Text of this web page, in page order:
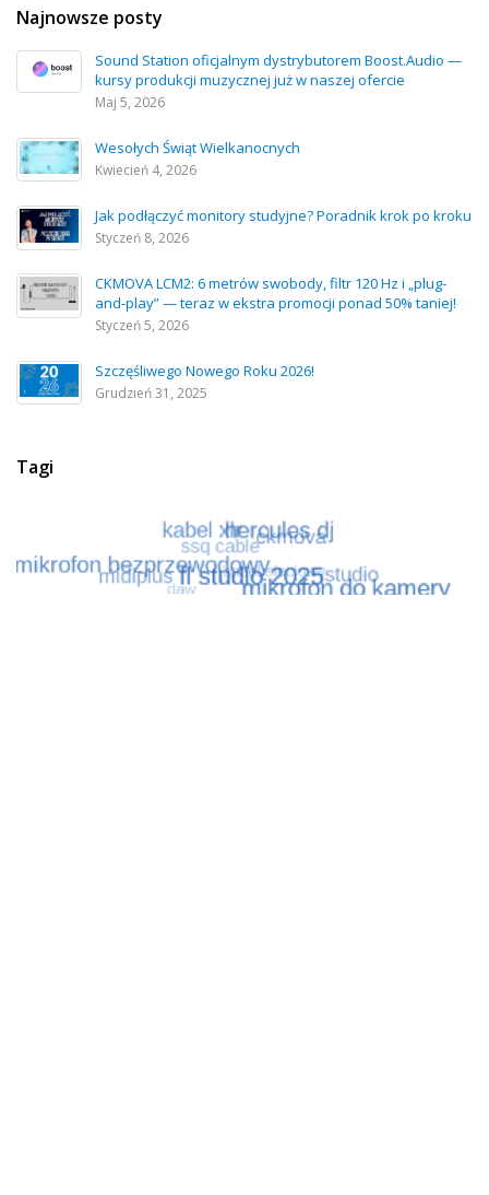
Najnowsze posty
Sound Station oficjalnym dystrybutorem Boost.Audio —
kursy produkcji muzycznej już w naszej ofercie
Maj 5, 2026
Wesołych Świąt Wielkanocnych
Kwiecień 4, 2026
Jak podłączyć monitory studyjne? Poradnik krok po kroku
Styczeń 8, 2026
CKMOVA LCM2: 6 metrów swobody, filtr 120 Hz i „plug-
and-play” — teraz w ekstra promocji ponad 50% taniej!
Styczeń 5, 2026
Szczęśliwego Nowego Roku 2026!
Grudzień 31, 2025
Tagi